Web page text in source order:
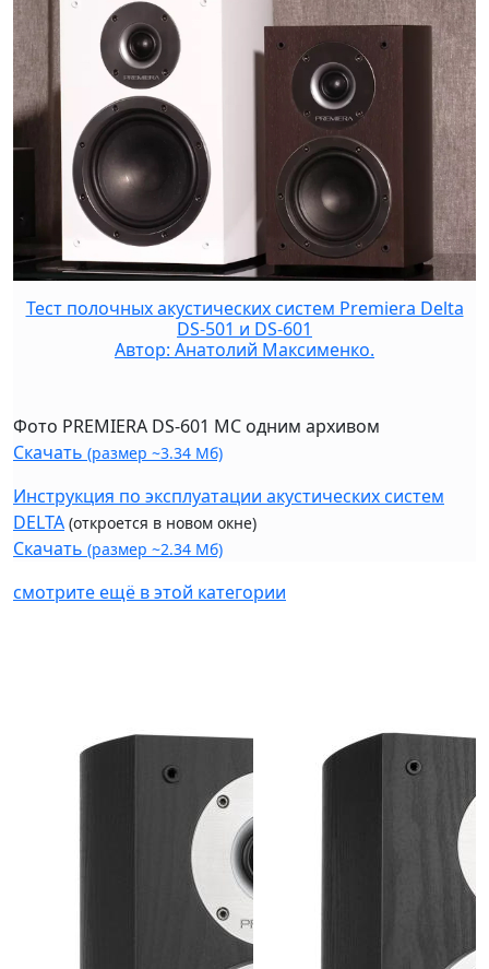
Тест полочных акустических систем Premiera Delta
DS-501 и DS-601
Автор: Анатолий Максименко.
Фото PREMIERA DS-601 MC одним архивом
Скачать (размер ~3.34 Мб)
Инструкция по эксплуатации акустических систем
DELTA (откроется в новом окне)
Скачать (размер ~2.34 Мб)
смотрите ещё в этой категории